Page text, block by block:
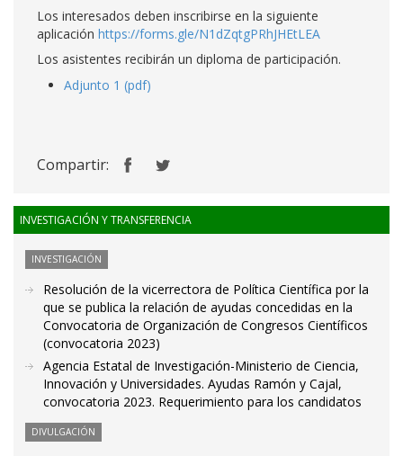
Los interesados deben inscribirse en la siguiente
aplicación https://forms.gle/N1dZqtgPRhJHEtLEA
Los asistentes recibirán un diploma de participación.
Adjunto 1 (pdf)
Compartir:
INVESTIGACIÓN Y TRANSFERENCIA
INVESTIGACIÓN
Resolución de la vicerrectora de Política Científica por la
que se publica la relación de ayudas concedidas en la
Convocatoria de Organización de Congresos Científicos
(convocatoria 2023)
Agencia Estatal de Investigación-Ministerio de Ciencia,
Innovación y Universidades. Ayudas Ramón y Cajal,
convocatoria 2023. Requerimiento para los candidatos
DIVULGACIÓN